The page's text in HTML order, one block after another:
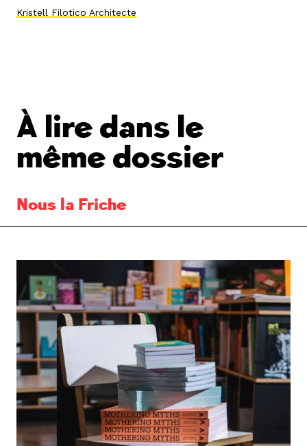
Kristell Filotico Architecte
À lire dans le
même dossier
Nous la Friche